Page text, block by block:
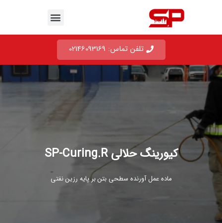
تلفن تماس: 02146093169
کیورینگ حلالی SP-Curing.R
ماده عمل آورنده سطحی بتن بر پایه رزین نفتی